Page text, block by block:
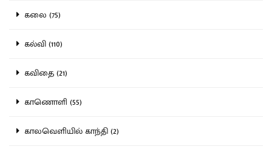
கலை (75)
கல்வி (110)
கவிதை (21)
காணொளி (55)
காலவெளியில் காந்தி (2)